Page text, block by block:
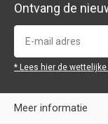
Ontvang de
* Lees hier de wettelijke
Meer informatie